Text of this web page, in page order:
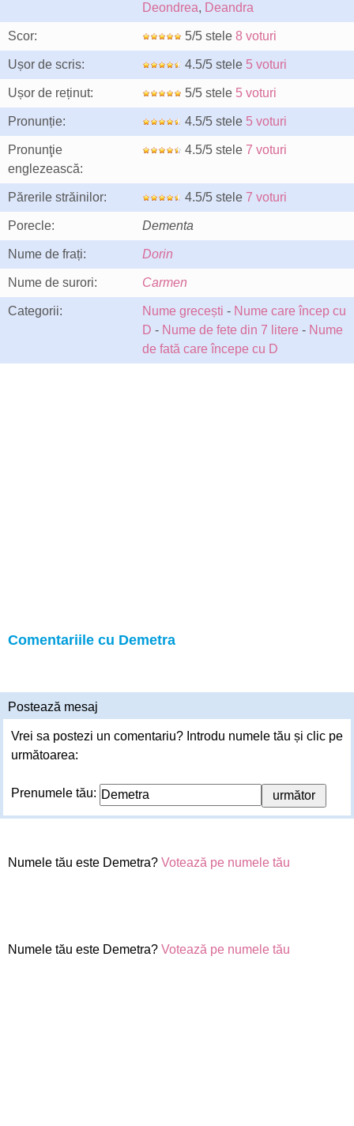
Deondrea, Deandra
Scor: 5/5 stele 8 voturi
Ușor de scris: 4.5/5 stele 5 voturi
Ușor de reținut: 5/5 stele 5 voturi
Pronunție: 4.5/5 stele 5 voturi
Pronunţie
englezească:
4.5/5 stele 7 voturi
Părerile străinilor: 4.5/5 stele 7 voturi
Porecle: Dementa
Nume de frați: Dorin
Nume de surori: Carmen
Categorii: Nume grecești - Nume care încep cu
D - Nume de fete din 7 litere - Nume
de fată care începe cu D
Comentariile cu Demetra
Postează mesaj
Vrei sa postezi un comentariu? Introdu numele tău și clic pe
următoarea:
Prenumele tău:
Numele tău este Demetra? Votează pe numele tău
Numele tău este Demetra? Votează pe numele tău